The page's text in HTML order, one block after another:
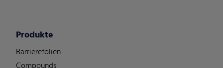
Produkte
Barrierefolien